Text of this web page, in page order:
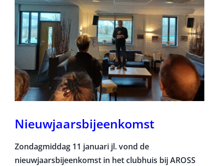
Nieuwjaarsbijeenkomst
Zondagmiddag 11 januari jl. vond de
nieuwjaarsbijeenkomst in het clubhuis bij AROSS